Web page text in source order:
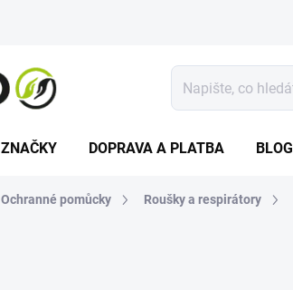
ZNAČKY DOPRAVA A PLATBA BLOG
Ochranné pomůcky Roušky a respirátory